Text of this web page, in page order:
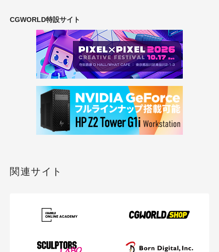
CGWORLD特設サイト
関連サイト